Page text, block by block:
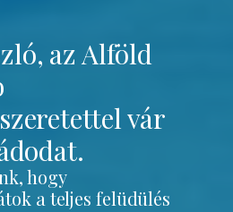
az Alföld
vár
hogy
a teljes felüdülés